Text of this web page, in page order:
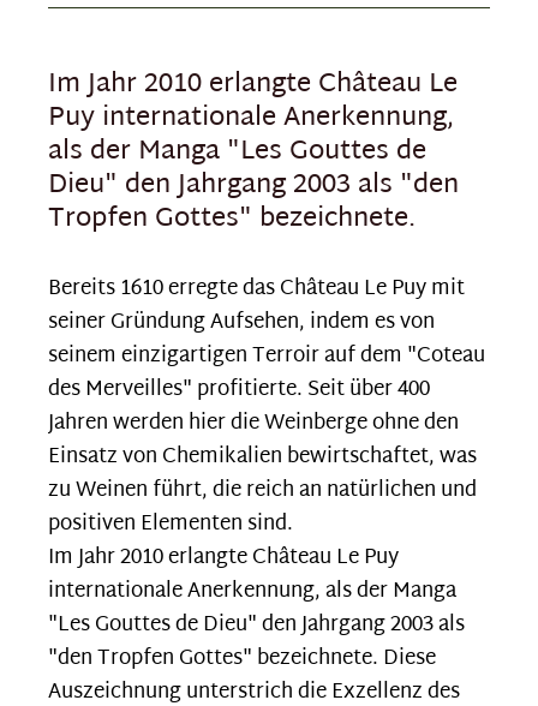
Im Jahr 2010 erlangte Château Le
Puy internationale Anerkennung,
als der Manga "Les Gouttes de
Dieu" den Jahrgang 2003 als "den
Tropfen Gottes" bezeichnete.
Bereits 1610 erregte das Château Le Puy mit
seiner Gründung Aufsehen, indem es von
seinem einzigartigen Terroir auf dem "Coteau
des Merveilles" profitierte. Seit über 400
Jahren werden hier die Weinberge ohne den
Einsatz von Chemikalien bewirtschaftet, was
zu Weinen führt, die reich an natürlichen und
positiven Elementen sind.
Im Jahr 2010 erlangte Château Le Puy
internationale Anerkennung, als der Manga
"Les Gouttes de Dieu" den Jahrgang 2003 als
"den Tropfen Gottes" bezeichnete. Diese
Auszeichnung unterstrich die Exzellenz des